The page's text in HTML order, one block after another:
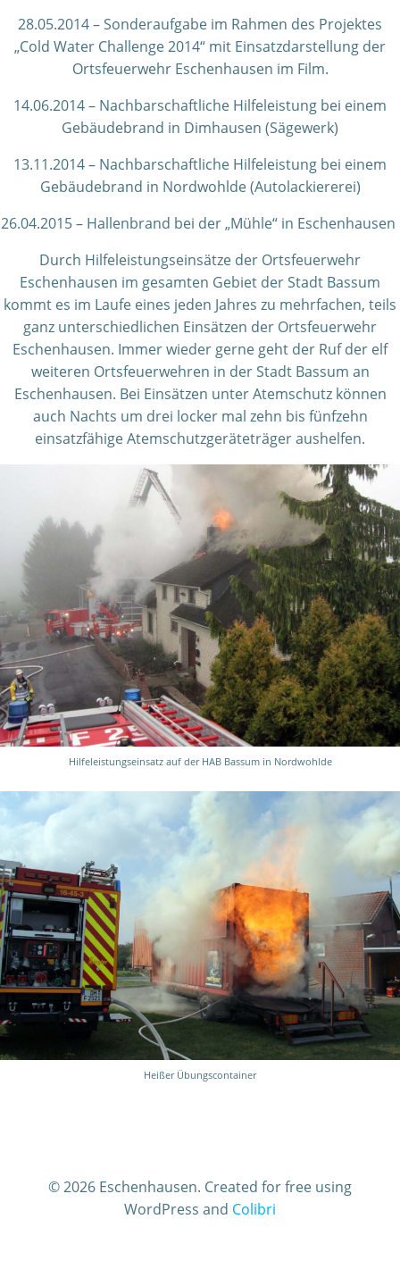
28.05.2014 – Sonderaufgabe im Rahmen des Projektes
„Cold Water Challenge 2014“ mit Einsatzdarstellung der
Ortsfeuerwehr Eschenhausen im Film.
14.06.2014 – Nachbarschaftliche Hilfeleistung bei einem
Gebäudebrand in Dimhausen (Sägewerk)
13.11.2014 – Nachbarschaftliche Hilfeleistung bei einem
Gebäudebrand in Nordwohlde (Autolackiererei)
26.04.2015 – Hallenbrand bei der „Mühle“ in Eschenhausen
Durch Hilfeleistungseinsätze der Ortsfeuerwehr
Eschenhausen im gesamten Gebiet der Stadt Bassum
kommt es im Laufe eines jeden Jahres zu mehrfachen, teils
ganz unterschiedlichen Einsätzen der Ortsfeuerwehr
Eschenhausen. Immer wieder gerne geht der Ruf der elf
weiteren Ortsfeuerwehren in der Stadt Bassum an
Eschenhausen. Bei Einsätzen unter Atemschutz können
auch Nachts um drei locker mal zehn bis fünfzehn
einsatzfähige Atemschutzgeräteträger aushelfen.
Hilfeleistungseinsatz auf der HAB Bassum in Nordwohlde
Heißer Übungscontainer
© 2026 Eschenhausen. Created for free using
WordPress and Colibri